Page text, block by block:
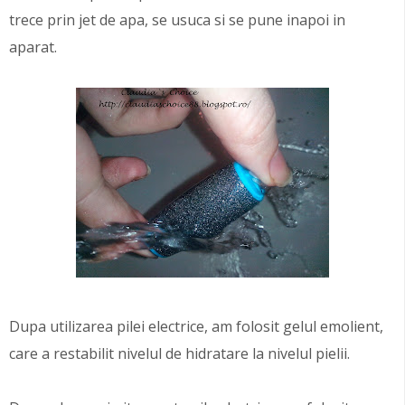
trece prin jet de apa, se usuca si se pune inapoi in
aparat.
Dupa utilizarea pilei electrice, am folosit gelul emolient,
care a restabilit nivelul de hidratare la nivelul pielii.